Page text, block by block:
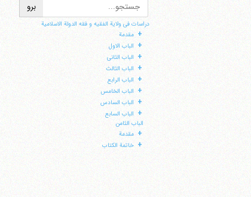
دراسات فی ولایة الفقیه و فقه الدولة الاسلامیة
+ مقدمة
+ الباب الاول
+ الباب الثانی
+ الباب الثالث
+ الباب الرابع
+ الباب الخامس
+ الباب السادس
+ الباب السابع
الباب الثامن
+ مقدمة
+ خاتمة الکتاب